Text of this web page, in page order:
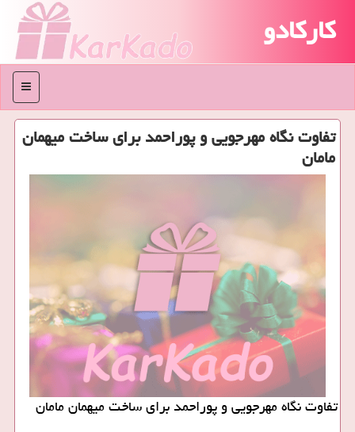
کارکادو
منو
تفاوت نگاه مهرجویی و پوراحمد برای ساخت میهمان
مامان
تفاوت نگاه مهرجویی و پوراحمد برای ساخت میهمان مامان